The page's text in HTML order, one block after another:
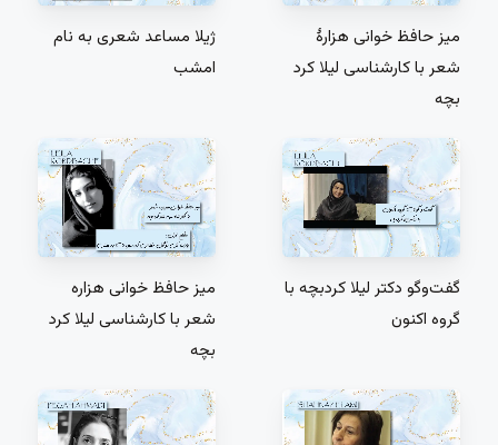
ژیلا مساعد شعری به نام
امشب
میز حافظ‌ خوانی هزارۀ
شعر با کارشناسی لیلا کرد
بچه
میز حافظ‌ خوانی هزاره
شعر با کارشناسی لیلا کرد
بچه
گفت‌و‌گو دکتر لیلا کردبچه با
گروه اکنون